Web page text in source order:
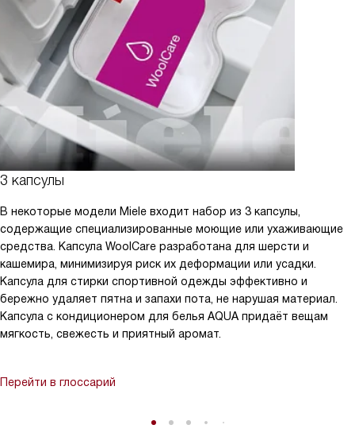
3 капсулы
В некоторые модели Miele входит набор из 3 капсулы,
содержащие специализированные моющие или ухаживающие
средства. Капсула WoolCare разработана для шерсти и
кашемира, минимизируя риск их деформации или усадки.
Капсула для стирки спортивной одежды эффективно и
бережно удаляет пятна и запахи пота, не нарушая материал.
Капсула с кондиционером для белья AQUA придаёт вещам
мягкость, свежесть и приятный аромат.
Перейти в глоссарий